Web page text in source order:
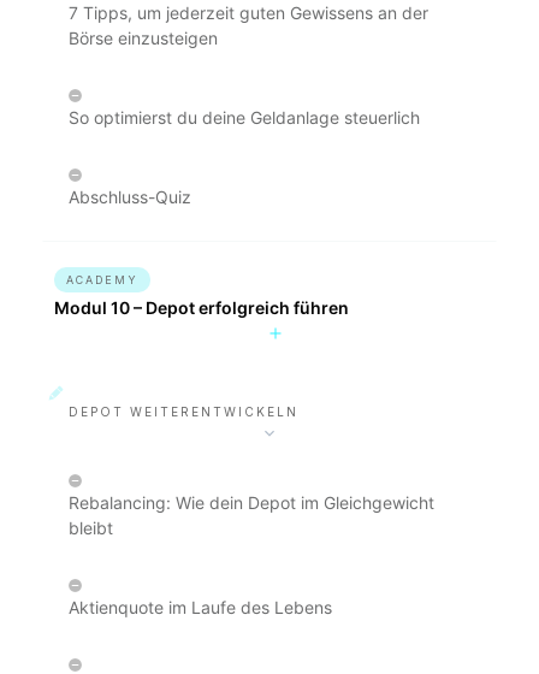
7 Tipps, um jederzeit guten Gewissens an der
Börse einzusteigen
So optimierst du deine Geldanlage steuerlich
Abschluss-Quiz
ACADEMY
Modul 10 – Depot erfolgreich führen
DEPOT WEITERENTWICKELN
Rebalancing: Wie dein Depot im Gleichgewicht
bleibt
Aktienquote im Laufe des Lebens